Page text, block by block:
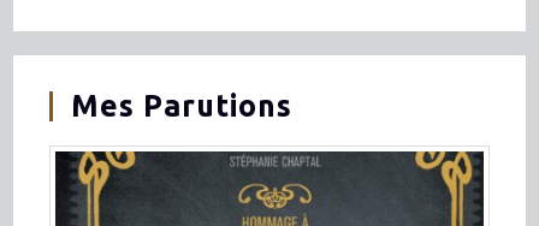
Mes Parutions